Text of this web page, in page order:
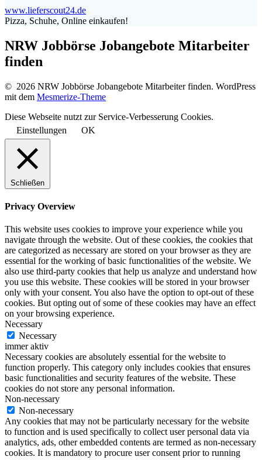
www.lieferscout24.de
Pizza, Schuhe, Online einkaufen!
NRW Jobbörse Jobangebote Mitarbeiter
finden
© 2026 NRW Jobbörse Jobangebote Mitarbeiter finden. WordPress
mit dem Mesmerize-Theme
Diese Webseite nutzt zur Service-Verbesserung Cookies.
Einstellungen
OK
Schließen
Privacy Overview
This website uses cookies to improve your experience while you
navigate through the website. Out of these cookies, the cookies that
are categorized as necessary are stored on your browser as they are
essential for the working of basic functionalities of the website. We
also use third-party cookies that help us analyze and understand how
you use this website. These cookies will be stored in your browser
only with your consent. You also have the option to opt-out of these
cookies. But opting out of some of these cookies may have an effect
on your browsing experience.
Necessary
Necessary
immer aktiv
Necessary cookies are absolutely essential for the website to
function properly. This category only includes cookies that ensures
basic functionalities and security features of the website. These
cookies do not store any personal information.
Non-necessary
Non-necessary
Any cookies that may not be particularly necessary for the website
to function and is used specifically to collect user personal data via
analytics, ads, other embedded contents are termed as non-necessary
cookies. It is mandatory to procure user consent prior to running